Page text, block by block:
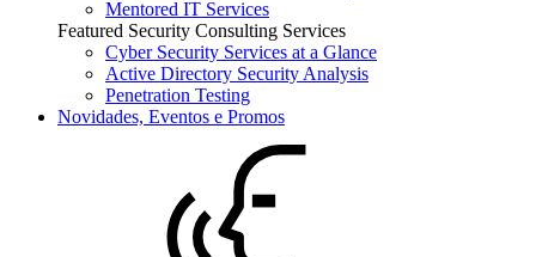
Mentored IT Services
Featured Security Consulting Services
Cyber Security Services at a Glance
Active Directory Security Analysis
Penetration Testing
Novidades, Eventos e Promos